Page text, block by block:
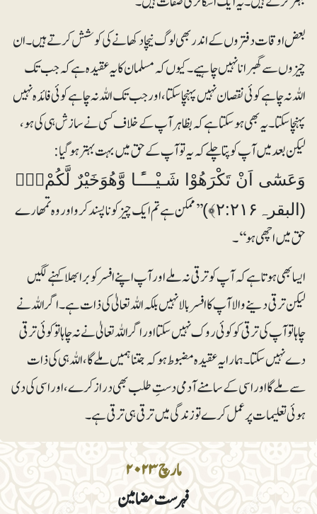
مارچ ۲۰۲۳
فہرست مضامین
بعض اوقات دفتروں کے اندر بھی لوگ نیچا دکھانے کی کوشش کرتے ہیں۔ ان
چیزوں سے گھبرانا نہیں چاہیے۔ کیوں کہ مسلمان کا یہ عقیدہ ہے کہ جب تک
اللہ نہ چاہے کوئی نقصان نہیں پہنچاسکتا، اور جب تک اللہ نہ چاہے کوئی فائدہ نہیں
پہنچا سکتا ۔ یہ بھی ہوسکتا ہے کہ بظاہرآپ کے خلاف کسی نے سازش ہی کی ہو،
لیکن بعد میں آپ کو پتا چلے کہ یہ تو آپ کے حق میں بہت بہتر ہوگیا:
وَعَسٰٓى اَنْ تَكْرَھُوْا شَـيْـــًٔـا وَّھُوَخَيْرٌ لَّكُمْ۝۰ۚ
(البقرہ۲:۲۱۶﴾)
’’ممکن ہے تم ایک چیز کو ناپسند کرو اور وہ تمھارے
حق میں اچھی ہو‘‘۔
ایسا بھی ہوتا ہے کہ آپ کو ترقی نہ ملے اور آپ اپنے افسر کو برا بھلا کہنے لگیں
لیکن ترقی دینے والا آپ کا افسر بالا نہیں بلکہ اللہ تعالیٰ کی ذات ہے۔ اگراللہ نے
چاہا تو آپ کی ترقی کو کوئی روک نہیں سکتا اوراگر اللہ تعالیٰ نے نہ چاہا تو کوئی ترقی
دے نہیں سکتا۔ ہمارایہ عقیدہ مضبوط ہو کہ جتنا ہمیں ملے گا ،اللہ ہی کی ذات
سے ملے گا اور اسی کے سامنے آدمی دستِ طلب بھی دراز کرے، اور اسی کی دی
ہوئی تعلیمات پر عمل کرے تو زندگی میں ترقی ہی ترقی ہے۔